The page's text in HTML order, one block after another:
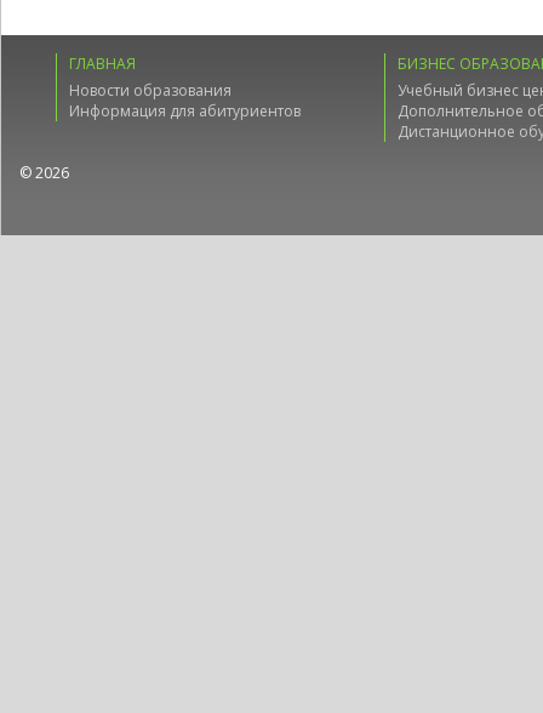
ГЛАВНАЯ
Новости образования
Информация для абитуриентов
БИЗНЕС
Учебный бизнес
Дополнительное
Дистанционное
© 2026